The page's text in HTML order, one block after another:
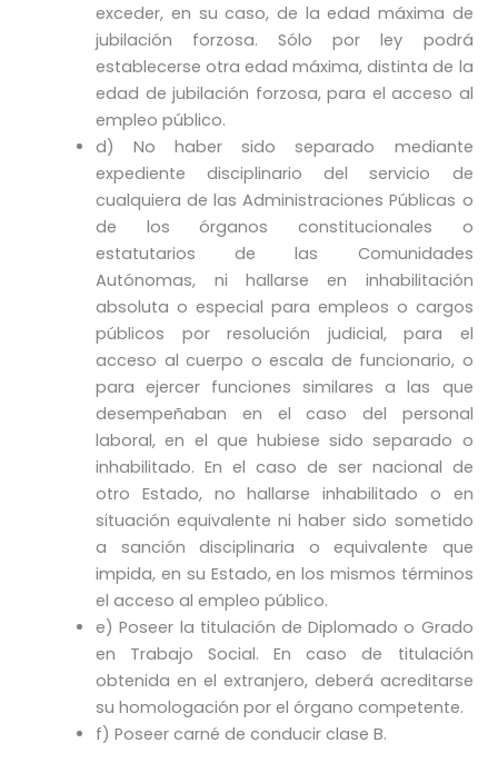
exceder, en su caso, de la edad máxima de
jubilación forzosa. Sólo por ley podrá
establecerse otra edad máxima, distinta de la
edad de jubilación forzosa, para el acceso al
empleo público.
d) No haber sido separado mediante
expediente disciplinario del servicio de
cualquiera de las Administraciones Públicas o
de los órganos constitucionales o
estatutarios de las Comunidades
Autónomas, ni hallarse en inhabilitación
absoluta o especial para empleos o cargos
públicos por resolución judicial, para el
acceso al cuerpo o escala de funcionario, o
para ejercer funciones similares a las que
desempeñaban en el caso del personal
laboral, en el que hubiese sido separado o
inhabilitado. En el caso de ser nacional de
otro Estado, no hallarse inhabilitado o en
situación equivalente ni haber sido sometido
a sanción disciplinaria o equivalente que
impida, en su Estado, en los mismos términos
el acceso al empleo público.
e) Poseer la titulación de Diplomado o Grado
en Trabajo Social. En caso de titulación
obtenida en el extranjero, deberá acreditarse
su homologación por el órgano competente.
f) Poseer carné de conducir clase B.